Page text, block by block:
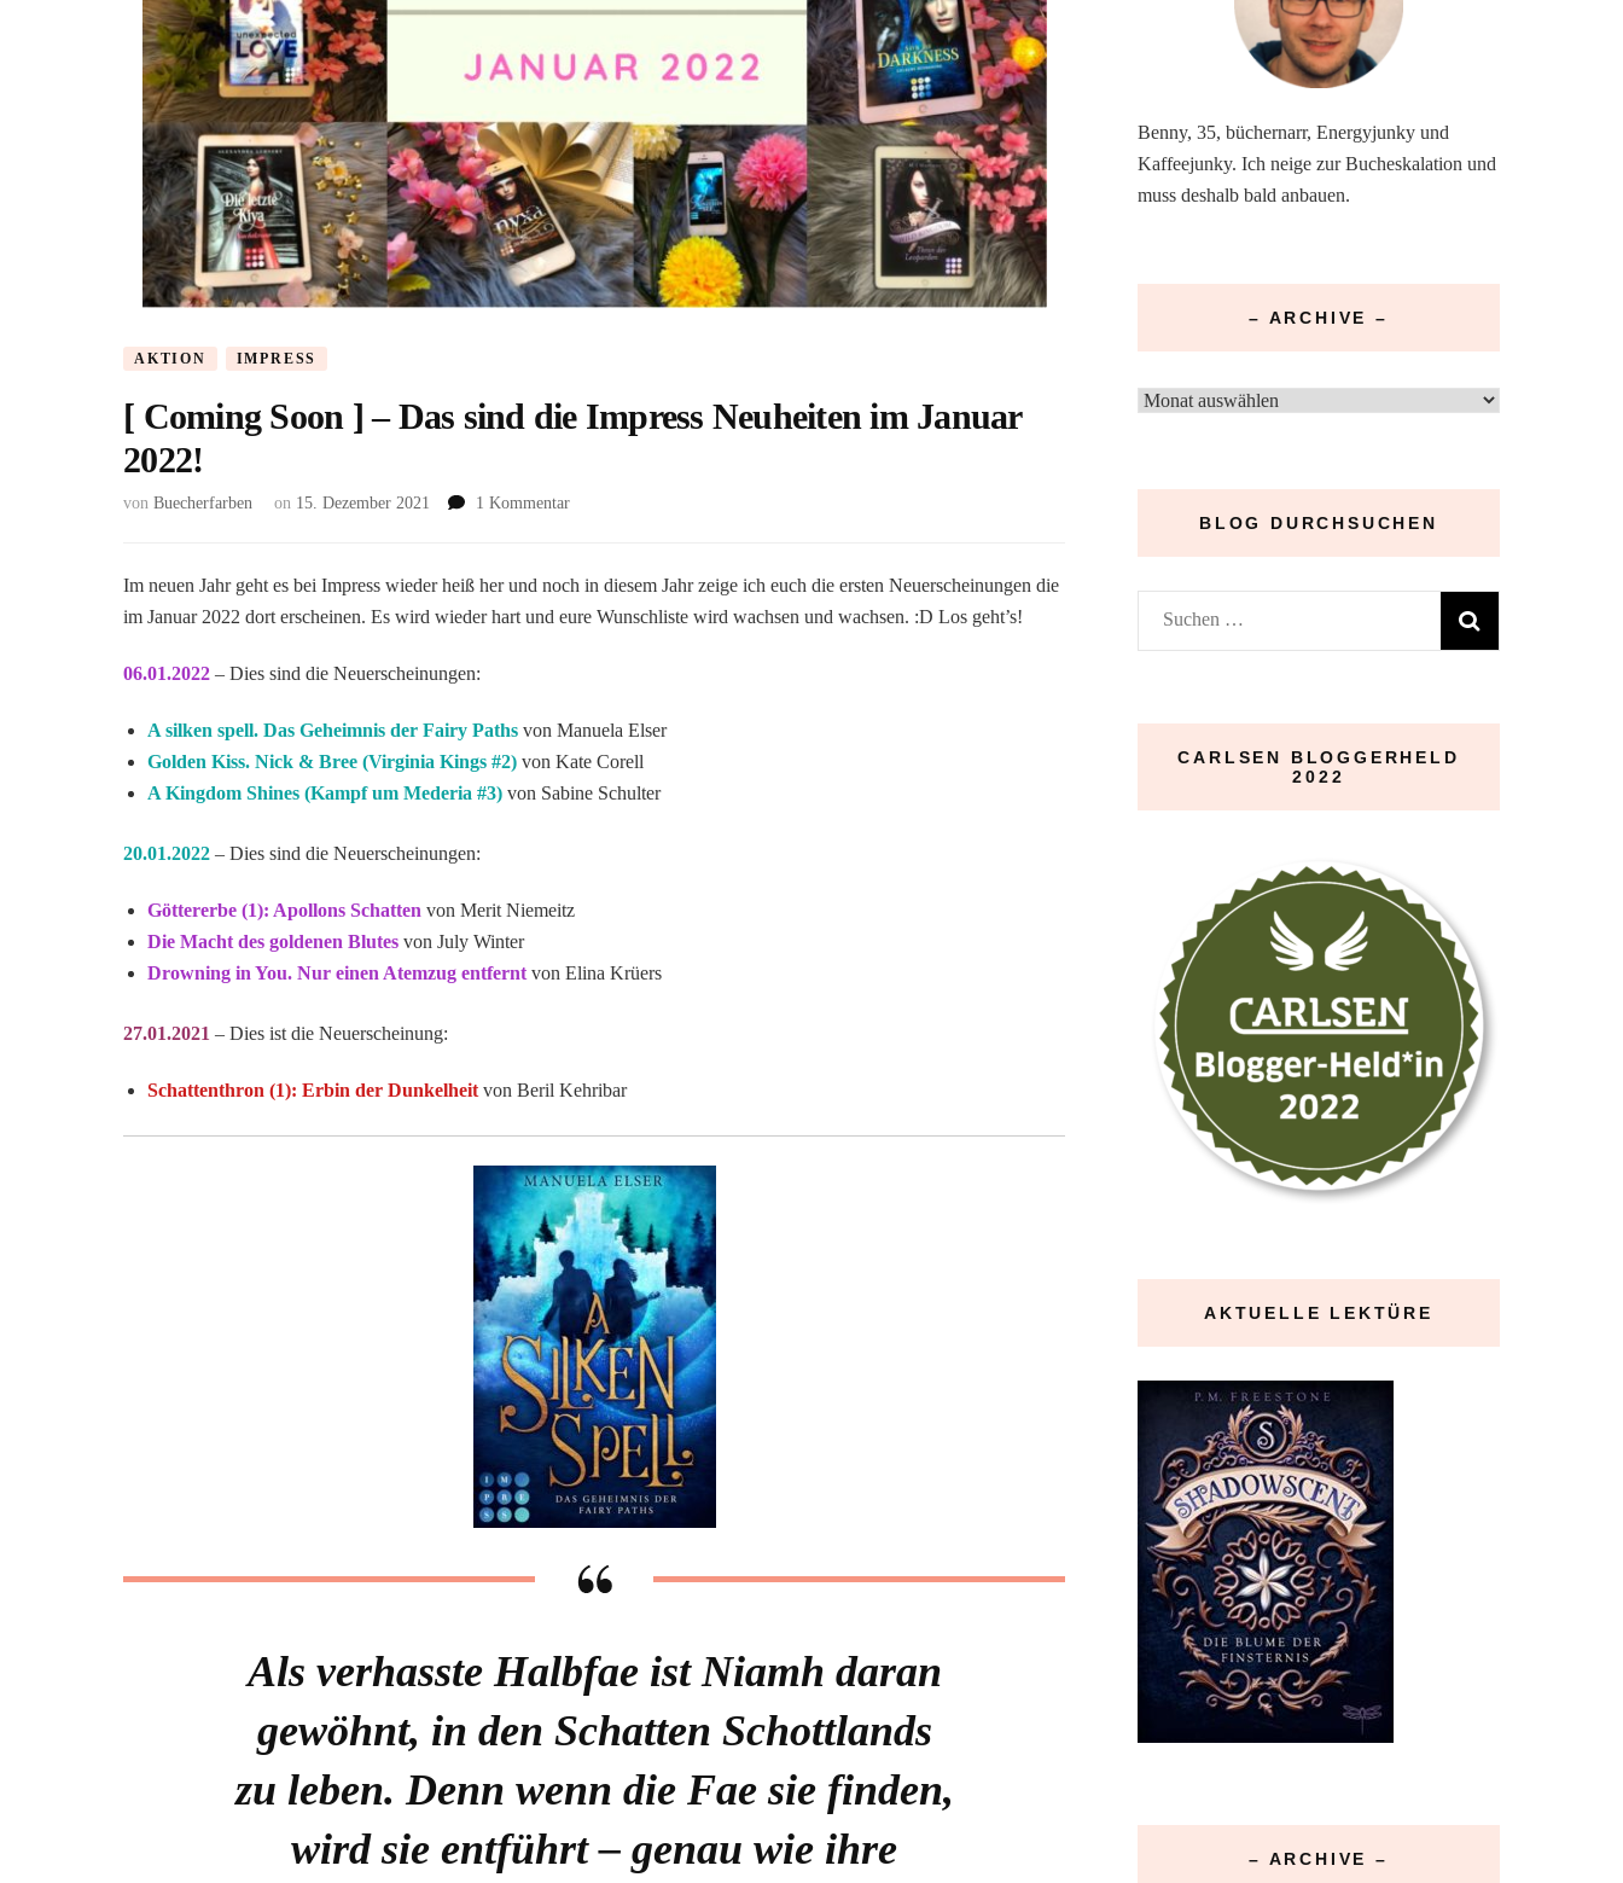
AKTION IMPRESS
[ Coming Soon ] – Das sind die Impress Neuheiten im Januar
2022!
von Buecherfarben on 15. Dezember 2021 1 Kommentarzu
Soon
–
Impress
Neuheiten
Im neuen Jahr geht es bei Impress wieder heiß her und noch in diesem Jahr zeige ich euch die ersten Neuerscheinungen die
im Januar 2022 dort erscheinen. Es wird wieder hart und eure Wunschliste wird wachsen und wachsen. :D Los geht’s!
06.01.2022 – Dies sind die Neuerscheinungen:
A silken spell. Das Geheimnis der Fairy Paths von Manuela Elser
Golden Kiss. Nick & Bree (Virginia Kings #2) von Kate Corell
A Kingdom Shines (Kampf um Mederia #3) von Sabine Schulter
20.01.2022 – Dies sind die Neuerscheinungen:
Göttererbe (1): Apollons Schatten von Merit Niemeitz
Die Macht des goldenen Blutes von July Winter
Drowning in You. Nur einen Atemzug entferntvon Elina Krüers
27.01.2021 – Dies ist die Neuerscheinung:
Schattenthron (1): Erbin der Dunkelheitvon Beril Kehribar
Als verhasste Halbfae ist Niamh daran
gewöhnt, in den Schatten Schottlands
zu leben. Denn wenn die Fae sie finden,
wird sie entführt – genau wie ihre
Benny, 35, büchernarr, Energyjunky und
Kaffeejunky. Ich neige zur Bucheskalation und
muss deshalb bald anbauen.
– ARCHIVE –
–
BLOG DURCHSUCHEN
Suchen
nach:
CARLSEN BLOGGERHELD
2022
AKTUELLE LEKTÜRE
– ARCHIVE –